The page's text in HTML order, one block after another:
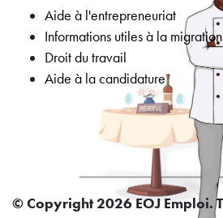
Aide à l'entrepreneuriat
Informations utiles à la migration
Droit du travail
Aide à la candidature
© Copyright 2026 EOJ Emploi.